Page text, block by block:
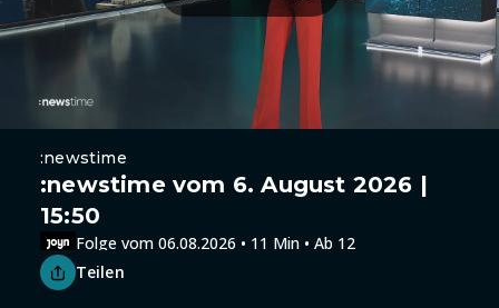
:newstime
:newstime vom 6. August 2026 |
15:50
Folge vom 06.08.2026 • 11 Min • Ab 12
Teilen